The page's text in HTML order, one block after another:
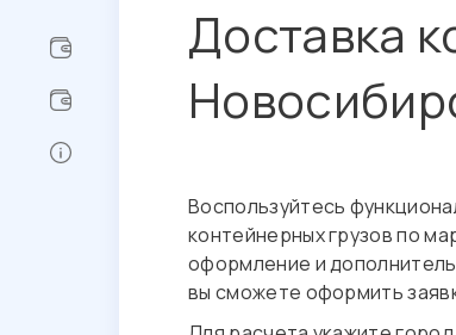
Доставка
Воспользуйтесь
контейнерных грузов по
оформление и
вы сможете оформить